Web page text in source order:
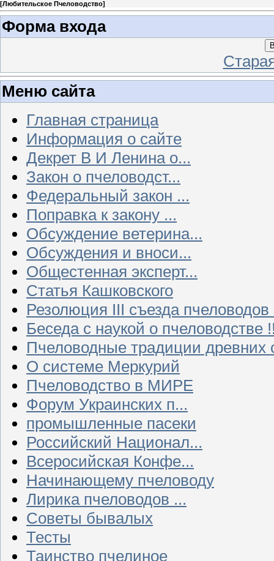
[Любительское Пчеловодство]
Форма входа
Меню сайта
Главная страница
Информация о сайте
Декрет В И Ленина о...
Закон о пчеловодст...
Федеральный закон ...
Поправка к закону ...
Обсуждение ветерина...
Обсуждения и вноси...
Общестенная эксперт...
Статья Кашковского
Резолюция III съезда
Беседа с наукой о пчеловодстве
Пчеловодные традиции древних
О системе Меркурий
Пчеловодство в МИРЕ
Форум Украинских п...
промышленные пасеки
Российский Национал...
Всеросийская Конфе...
Начинающему пчеловоду
Лирика пчеловодов ...
Советы бывалых
Тесты
Таинство пчелиное